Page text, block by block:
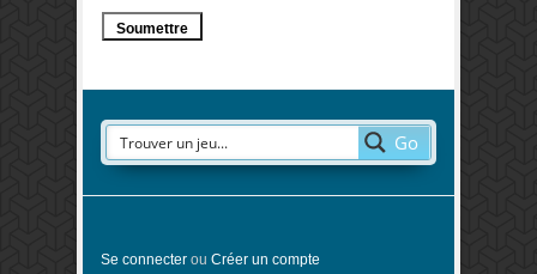
Go
Se connecter ou Créer un compte